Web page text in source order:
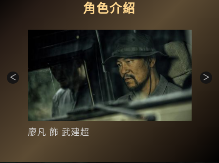
角色介紹
廖凡 飾 武建超